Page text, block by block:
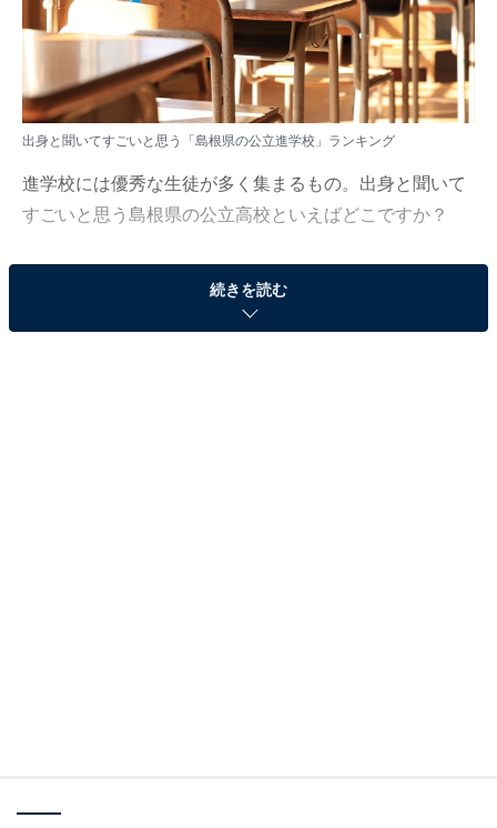
出身と聞いてすごいと思う「島根県の公立進学校」ランキング
進学校には優秀な生徒が多く集まるもの。出身と聞いて
すごいと思う島根県の公立高校といえばどこですか？
All About ニュース編集部は3月6日～4月22日の期間、全
国の10～70代の男女95人を対象に「中国地方の公立進学
続きを読む